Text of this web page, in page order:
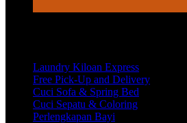
Laundry Kiloan Express
Free Pick-Up and Delivery
Cuci Sofa & Spring Bed
Cuci Sepatu & Coloring
Perlengkapan Bayi